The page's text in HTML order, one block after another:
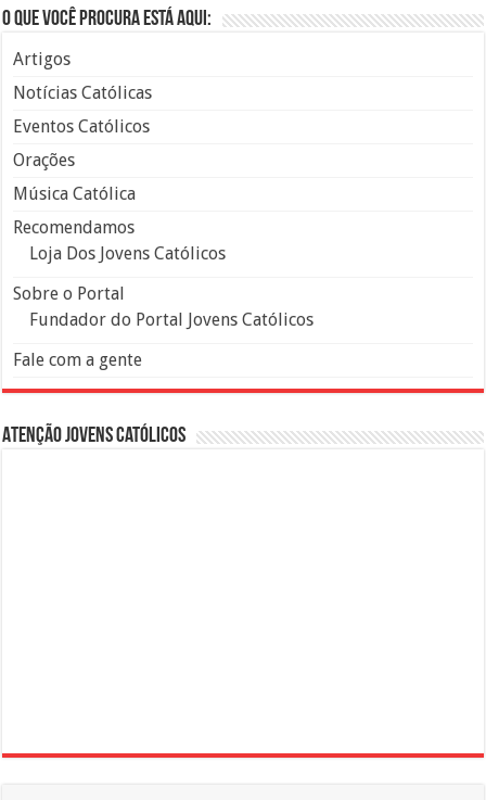
O que você procura está aqui:
Artigos
Notícias Católicas
Eventos Católicos
Orações
Música Católica
Recomendamos
Loja Dos Jovens Católicos
Sobre o Portal
Fundador do Portal Jovens Católicos
Fale com a gente
Atenção Jovens Católicos